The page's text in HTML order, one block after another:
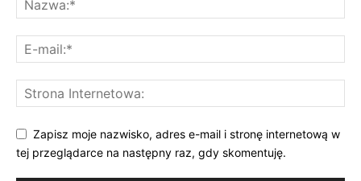
Zapisz moje nazwisko, adres e-mail i stronę internetową w
tej przeglądarce na następny raz, gdy skomentuję.